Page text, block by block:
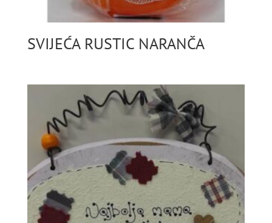
SVIJEĆA RUSTIC NARANČA